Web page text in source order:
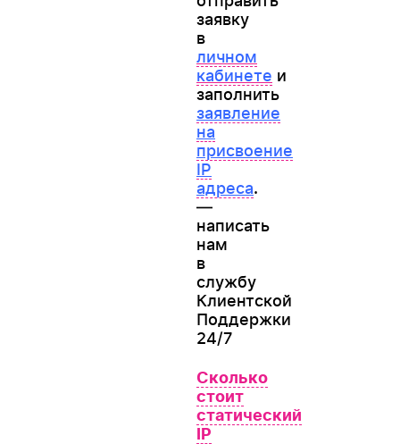
заявку
в
личном
кабинете и
заполнить
заявление
на
присвоение
IP
адреса.
—
написать
нам
в
службу
Клиентской
Поддержки
24/7
Сколько
стоит
статический
IP